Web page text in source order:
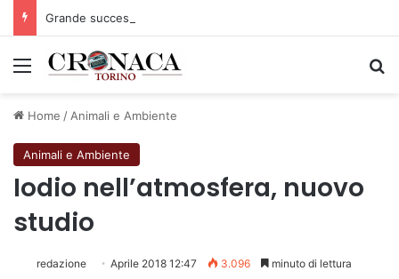
Menu
Home /Animali e Ambiente
Animali e Ambiente
Iodio nell’atmosfera, nuovo
studio
redazione Aprile 2018 12:47 3.096 minuto di lettura